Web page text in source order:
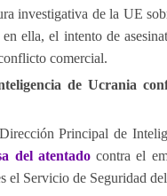
investigativa de la UE
ella, el intento de
comercial.
de Ucrania
Principal de
del atentadocontra el
el Servicio de Seguridad